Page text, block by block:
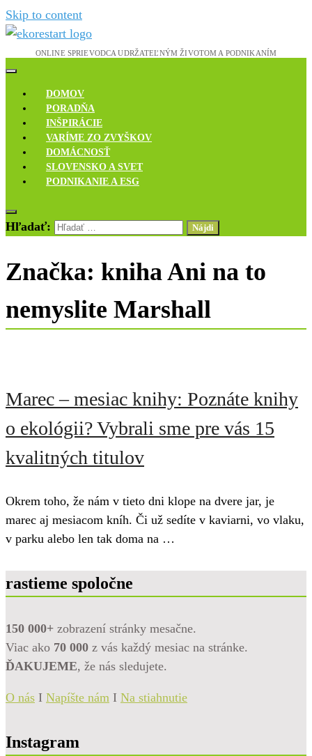
Skip to content
Ekoreštart
Novinky, rozhovory a inšpirácie
DOMOV
PORADŇA
INŠPIRÁCIE
VARÍME ZO ZVYŠKOV
DOMÁCNOSŤ
SLOVENSKO A SVET
PODNIKANIE A ESG
Hľadať:
Značka: kniha Ani na to
nemyslite Marshall
Marec – mesiac knihy: Poznáte knihy
o ekológii? Vybrali sme pre vás 15
kvalitných titulov
Okrem toho, že nám v tieto dni klope na dvere jar, je
marec aj mesiacom kníh. Či už sedíte v kaviarni, vo vlaku,
v parku alebo len tak doma na …
rastieme spoločne
150 000+ zobrazení stránky mesačne.
Viac ako 70 000 z vás každý mesiac na stránke.
ĎAKUJEME, že nás sledujete.
O nás I Napíšte nám I Na stiahnutie
Instagram